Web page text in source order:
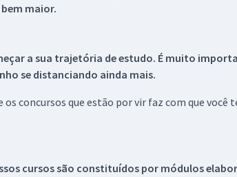
maior.
a sua trajetória de estudo. É muito
se distanciando ainda mais.
concursos que estão por vir faz com que você
cursos são constituídos por módulos